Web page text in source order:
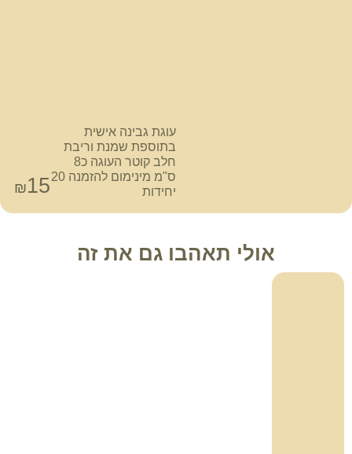
עוגת גבינה אישית
בתוספת שמנת וריבת
חלב קוטר העוגה כ8
ס"מ מינימום להזמנה 20
יחידות
₪15
אולי תאהבו גם את זה